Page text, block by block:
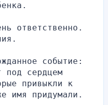
ответственно.
событие:
под сердцем
привыкли к
имя придумали.